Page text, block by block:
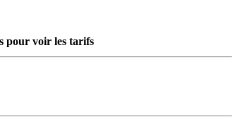
pour voir les tarifs